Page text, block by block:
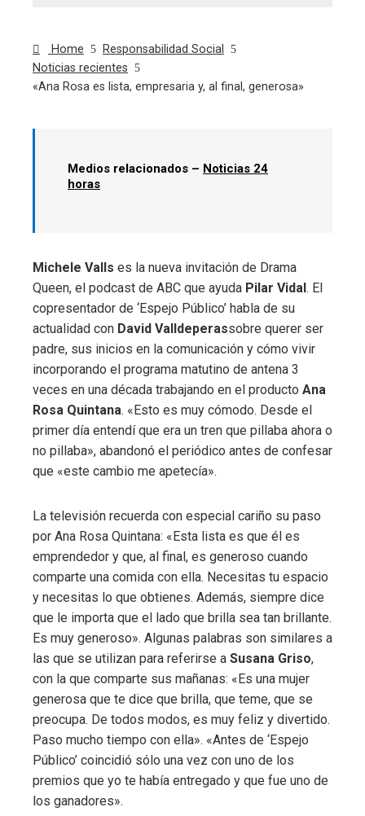
Home
Responsabilidad Social
Noticias recientes
«Ana Rosa es lista, empresaria y, al final, generosa»
Medios relacionados – Noticias 24
horas
Michele Valls es la nueva invitación de Drama
Queen, el podcast de ABC que ayuda Pilar Vidal. El
copresentador de ‘Espejo Público’ habla de su
actualidad con David Valldeperassobre querer ser
padre, sus inicios en la comunicación y cómo vivir
incorporando el programa matutino de antena 3
veces en una década trabajando en el producto Ana
Rosa Quintana. «Esto es muy cómodo. Desde el
primer día entendí que era un tren que pillaba ahora o
no pillaba», abandonó el periódico antes de confesar
que «este cambio me apetecía».
La televisión recuerda con especial cariño su paso
por Ana Rosa Quintana: «Esta lista es que él es
emprendedor y que, al final, es generoso cuando
comparte una comida con ella. Necesitas tu espacio
y necesitas lo que obtienes. Además, siempre dice
que le importa que el lado que brilla sea tan brillante.
Es muy generoso». Algunas palabras son similares a
las que se utilizan para referirse a Susana Griso,
con la que comparte sus mañanas: «Es una mujer
generosa que te dice que brilla, que teme, que se
preocupa. De todos modos, es muy feliz y divertido.
Paso mucho tiempo con ella». «Antes de ‘Espejo
Público’ coincidió sólo una vez con uno de los
premios que yo te había entregado y que fue uno de
los ganadores».